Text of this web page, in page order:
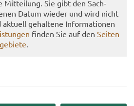
Mit­tei­lung. Sie gibt den Sach­
Datum wie­der und wird nicht
ak­tu­ell ge­hal­te­ne In­for­ma­tio­nen
fin­den Sie auf den Sei­ten